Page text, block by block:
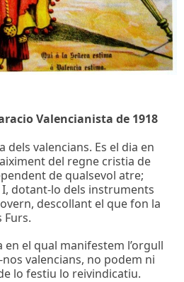
Valencianista de 1918
dels valencians. Es el dia en
del regne cristia de
de qualsevol atre;
I, dotant-lo dels instruments
descollant el que fon la
Furs.
el qual manifestem l’orgull
valencians, no podem ni
lo festiu lo reivindicatiu.